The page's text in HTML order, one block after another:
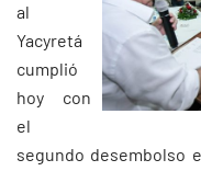
al
Yacyretá
cumplió
hoy con
el
segundo desembolso